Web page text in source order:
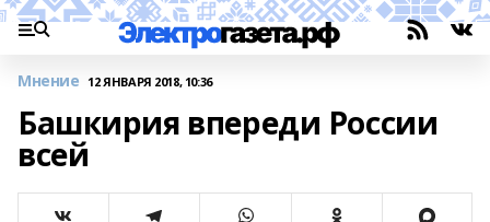
Мнение 12 ЯНВАРЯ 2018, 10:36
Башкирия впереди России
всей